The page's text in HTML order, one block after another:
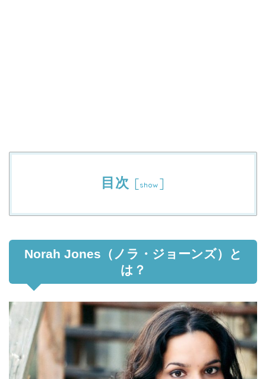
目次 [show ]
Norah Jones（ノラ・ジョーンズ）と
は？